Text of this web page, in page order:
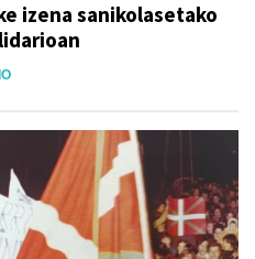
izena sanikolasetako